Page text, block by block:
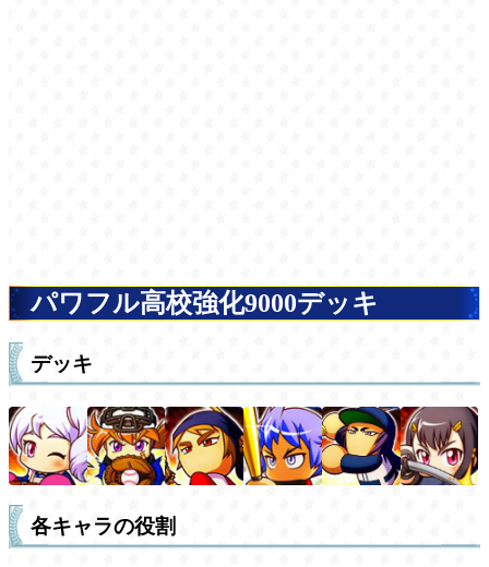
パワフル高校強化9000デッキ
デッキ
各キャラの役割